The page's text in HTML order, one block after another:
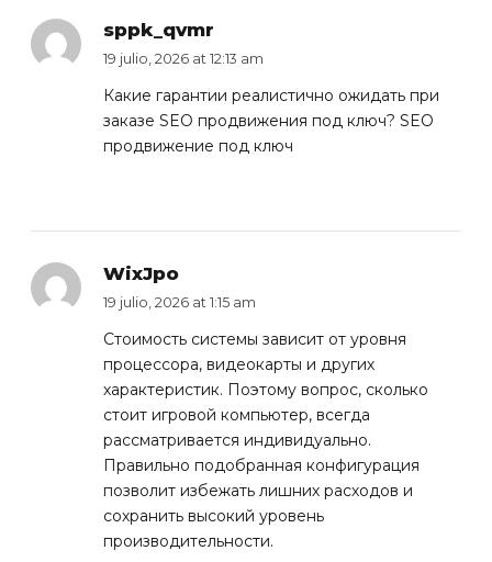
sppk_qvmr
19 julio, 2026 at 12:13 am
Какие гарантии реалистично ожидать при
заказе SEO продвижения под ключ? SEO
продвижение под ключ
WixJpo
19 julio, 2026 at 1:15 am
Стоимость системы зависит от уровня
процессора, видеокарты и других
характеристик. Поэтому вопрос, сколько
стоит игровой компьютер, всегда
рассматривается индивидуально.
Правильно подобранная конфигурация
позволит избежать лишних расходов и
сохранить высокий уровень
производительности.